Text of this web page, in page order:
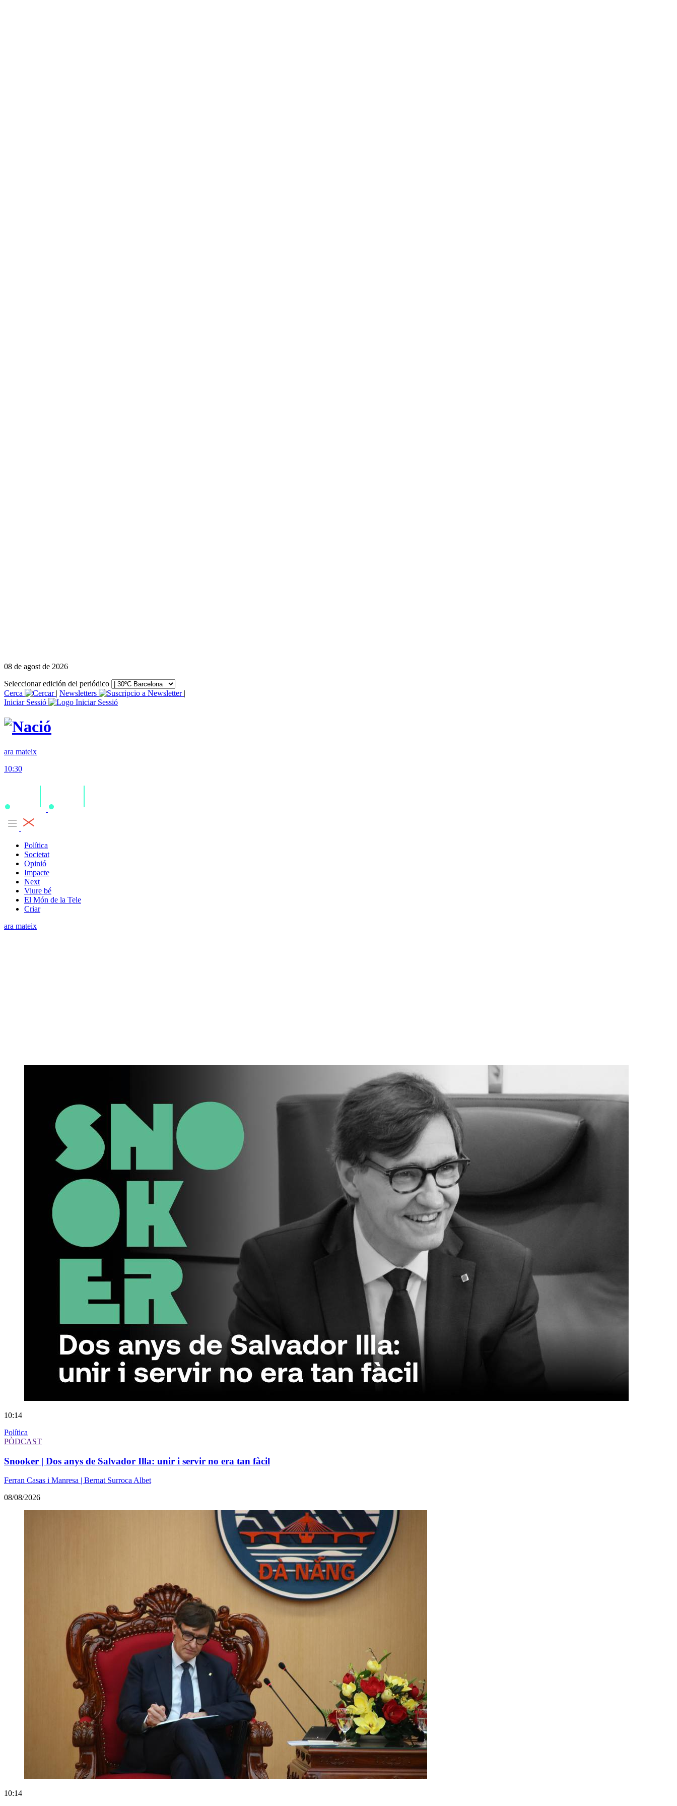
08 de agost de 2026
Seleccionar edición del periódico
Cerca
| Newsletters
|
Iniciar Sessió
ara mateix
10:30
Política
Societat
Opinió
Impacte
Next
Viure bé
El Món de la Tele
Criar
ara mateix
10:14
Política
PÒDCAST
Snooker | Dos anys de Salvador Illa: unir i servir no era tan fàcil
Ferran Casas i Manresa | Bernat Surroca Albet
08/08/2026
10:14